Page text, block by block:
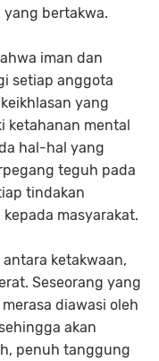
bertakwa.
iman dan
setiap anggota
yang
ketahanan mental
hal-hal yang
teguh pada
tindakan
masyarakat.
ketakwaan,
Seseorang yang
diawasi oleh
akan
penuh tanggung